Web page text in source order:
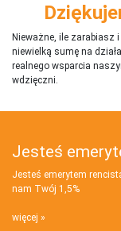
Nieważne, ile zarabiasz
niewielką sumę na
realnego wsparcia
wdzięczni.
Jesteś
Jesteś emerytem
nam Twój 1,5%
więcej